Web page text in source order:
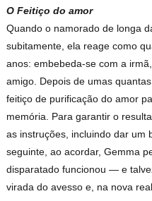
O Feitiço do amor
Quando o namorado de longa
subitamente, ela reage como
anos: embebeda-se com a
amigo. Depois de umas
feitiço de purificação do amor
memória. Para garantir o
as instruções, incluindo dar um
seguinte, ao acordar, Gemma
disparatado funcionou — e
virada do avesso e, na nova